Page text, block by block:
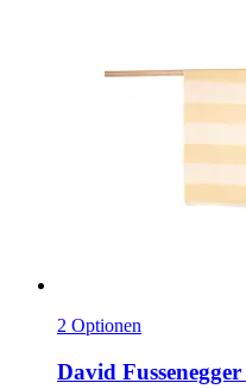
2 Optionen
David Fussenegger